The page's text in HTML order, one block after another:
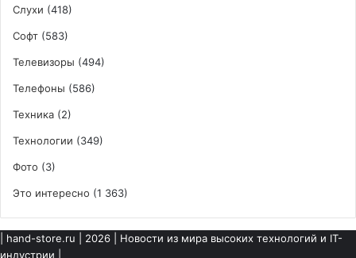
Слухи (418)
Софт (583)
Телевизоры (494)
Телефоны (586)
Техника (2)
Технологии (349)
Фото (3)
Это интересно (1 363)
hand-store.ru | 2026 | Новости из мира высоких технологий и IT-
индустрии |